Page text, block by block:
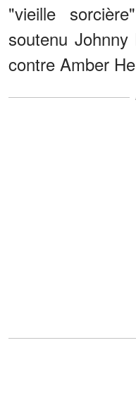
"vieille
soutenu
contre Amber